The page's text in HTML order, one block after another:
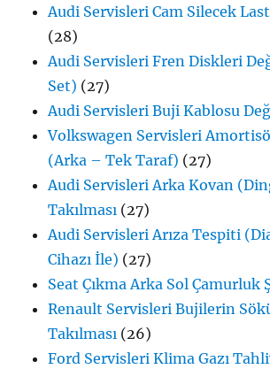
Audi Servisleri Cam Silecek
(28)
Audi Servisleri Fren Diskleri
Set) (27)
Audi Servisleri Buji Kablosu
Volkswagen Servisleri
(Arka – Tek Taraf) (27)
Audi Servisleri Arka Kovan
Takılması (27)
Audi Servisleri Arıza Tespiti
Cihazı İle) (27)
Seat Çıkma Arka Sol Çamurluk
Renault Servisleri Bujilerin
Takılması (26)
Ford Servisleri Klima Gazı